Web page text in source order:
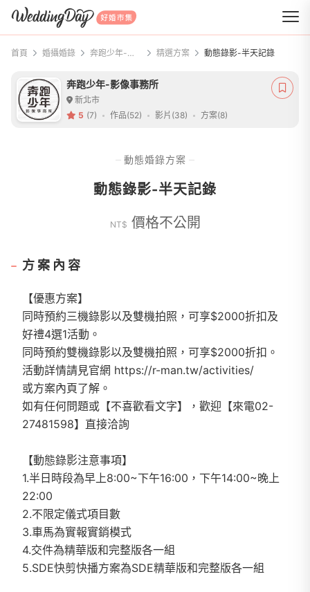
WeddingDay 好婚市集
首頁 婚攝婚錄 奔跑少年-影像事務所 精選方案 動態錄影-半天記錄
奔跑少年-影像事務所
新北市
5 (7) 作品(52) 影片(38) 方案(8)
動態婚錄方案
動態錄影-半天記錄
NT$ 價格不公開
方案內容
【優惠方案】
同時預約三機錄影以及雙機拍照，可享$2000折扣及
好禮4選1活動。
同時預約雙機錄影以及雙機拍照，可享$2000折扣。
活動詳情請見官網 https://r-man.tw/activities/
或方案內頁了解。
如有任何問題或【不喜歡看文字】，歡迎【來電02-
27481598】直接洽詢
【動態錄影注意事項】
1.半日時段為早上8:00~下午16:00，下午14:00~晚上
22:00
2.不限定儀式項目數
3.車馬為實報實銷模式
4.交件為精華版和完整版各一組
5.SDE快剪快播方案為SDE精華版和完整版各一組